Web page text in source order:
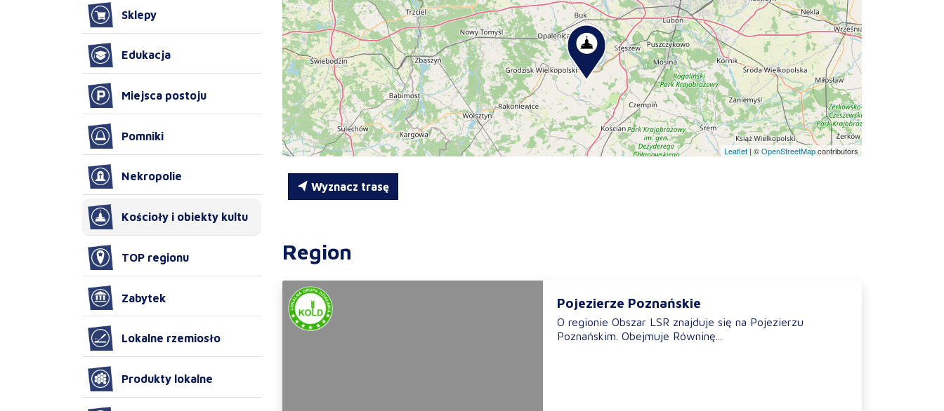
Leaflet | ©OpenStreetMapcontributors
Wyznacz trasę
Region
Pojezierze Poznańskie
O regionie Obszar LSR znajduje się na Pojezierzu
Poznańskim. Obejmuje Równinę...
Sklepy
Edukacja
Miejsca postoju
Pomniki
Nekropolie
Kościoły i obiekty kultu
TOP regionu
Zabytek
Lokalne rzemiosło
Produkty lokalne